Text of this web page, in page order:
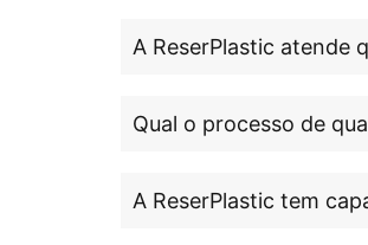
A ReserPlastic atende
Qual o processo de
A ReserPlastic tem